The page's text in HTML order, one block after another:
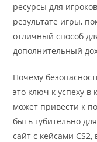
ресурсы для
результате игры,
отличный способ
дополнительный
Почему
это ключ к успеху в
может привести к
быть губительно
сайт с кейсами